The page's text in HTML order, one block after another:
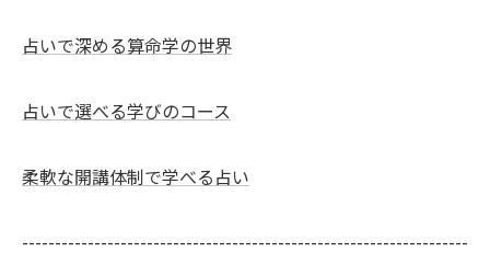
占いで深める算命学の世界
占いで選べる学びのコース
柔軟な開講体制で学べる占い
--------------------------------------------------------------------